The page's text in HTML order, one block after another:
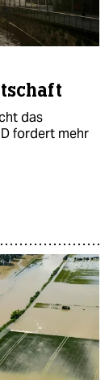
das
fordert mehr